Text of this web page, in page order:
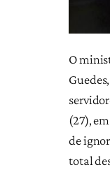
O
(27),
de
total